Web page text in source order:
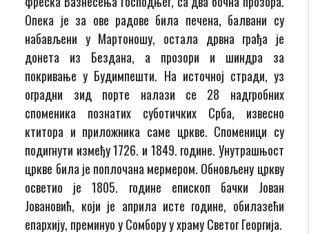
Опека је за ове радове била печена, балвани су
набављени у Мартоношу, остала дрвна грађа је
донета из Бездана, а прозори и шиндра за
покривање у Будимпешти. На источној стради, уз
оградни зид порте налази се 28 надгробних
споменика познатих суботичких Срба, извесно
ктитора и приложника саме цркве. Споменици су
подигнути између 1726. и 1849. године. Унутрашњост
цркве била је поплочана мермером. Обновљену цркву
осветио је 1805. године епископ бачки Јован
Јовановић, који је априла исте године, обилазећи
епархију, преминуо у Сомбору у храму Светог Георгија.